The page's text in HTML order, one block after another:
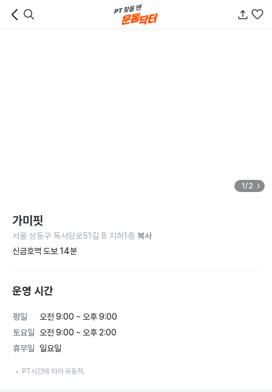
1/2
가미핏
서울 성동구 독서당로51길 8 지하1층 복사
신금호역 도보 14분
운영 시간
평일
오전 9:00 ~ 오후 9:00
토요일
오전 9:00 ~ 오후 2:00
휴무일
일요일
PT시간에 따라 유동적.